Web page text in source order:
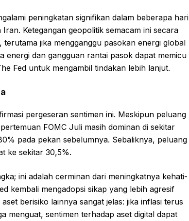
peningkatan signifikan dalam beberapa hari
Ketegangan geopolitik semacam ini secara
jika mengganggu pasokan energi global
energi dan gangguan rantai pasok dapat memicu
Fed untuk mengambil tindakan lebih lanjut.
pergeseran sentimen ini. Meskipun peluang
FOMC Juli masih dominan di sekitar
pada pekan sebelumnya. Sebaliknya, peluang
ke sekitar 30,5%.
ini adalah cerminan dari meningkatnya kehati-
kembali mengadopsi sikap yang lebih agresif
berisiko lainnya sangat jelas: jika inflasi terus
menguat, sentimen terhadap aset digital dapat